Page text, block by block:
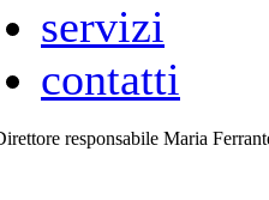
servizi
contatti
responsabile Maria